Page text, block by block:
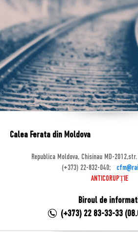
Calea Ferata din Moldova
Republica Moldova, Chisinau MD-
(+373) 22-832-040;
ANTICORUPȚIE
Biroul de
(+373) 22 83-33-33